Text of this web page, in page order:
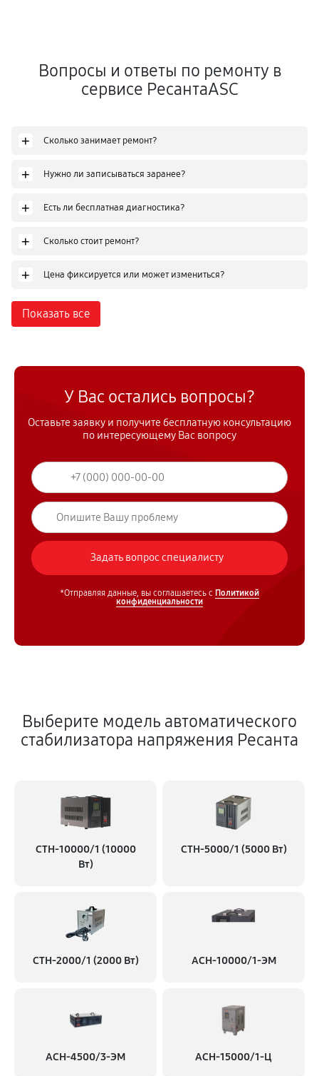
Вопросы и ответы по ремонту в
сервисе РесантаASC
+ Сколько занимает ремонт?
+ Нужно ли записываться заранее?
+ Есть ли бесплатная диагностика?
+ Сколько стоит ремонт?
+ Цена фиксируется или может измениться?
Показать все
У Вас остались вопросы?
Оставьте заявку и получите бесплатную консультацию
по интересующему Вас вопросу
*Отправляя данные, вы соглашаетесь с Политикой
конфиденциальности
Выберите модель автоматического
стабилизатора напряжения Ресанта
СТН-10000/1 (10000
Вт)
СТН-5000/1 (5000 Вт)
СТН-2000/1 (2000 Вт) АСН-10000/1-ЭМ
АСН-4500/3-ЭМ АСН-15000/1-Ц